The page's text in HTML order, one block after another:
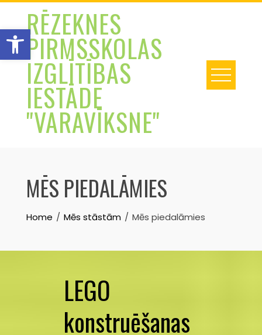
Open toolbar
Skip
contentRĒZEKNES
PIRMSSKOLAS
IZGLĪTĪBAS
IESTĀDE
"VARAVĪKSNE"
MĒS PIEDALĀMIES
Home Mēs stāstām Mēs piedalāmies
LEGO
konstruēšanas